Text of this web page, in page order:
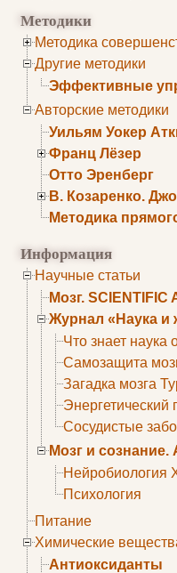
Методики
Методика
Другие методики
Эффективные
Авторские методики
Уильям Уокер
Франц Лёзер
Отто Эренберг
В. Козаренко.
Методика
Информация
Научные статьи
Мозг. SCIENTIFIC
Журнал «Наука и
Что знает наука
Самозащита
Загадка мозга
Энергетический
Сосудистые
Мозг и сознание.
Нейробиология
Психология
Питание
Химические
Антиоксиданты